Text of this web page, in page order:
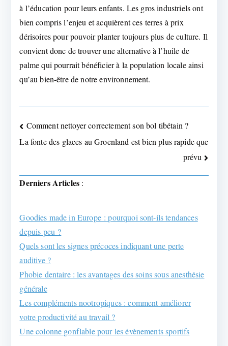
à l’éducation pour leurs enfants. Les gros industriels ont
bien compris l’enjeu et acquièrent ces terres à prix
dérisoires pour pouvoir planter toujours plus de culture. Il
convient donc de trouver une alternative à l’huile de
palme qui pourrait bénéficier à la population locale ainsi
qu’au bien-être de notre environnement.
Navigation
de
Comment nettoyer correctement son bol tibétain ?
La fonte des glaces au Groenland est bien plus rapide que
prévu
Derniers Articles :
Goodies made in Europe : pourquoi sont-ils tendances
depuis peu ?
Quels sont les signes précoces indiquant une perte
auditive ?
Phobie dentaire : les avantages des soins sous anesthésie
générale
Les compléments nootropiques : comment améliorer
votre productivité au travail ?
Une colonne gonflable pour les évènements sportifs